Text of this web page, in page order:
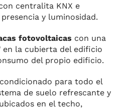
centralita KNX e
y luminosidad.
fotovoltaicas con una
en la cubierta del edificio
del propio edificio.
para todo el
de suelo refrescante y
en el techo,